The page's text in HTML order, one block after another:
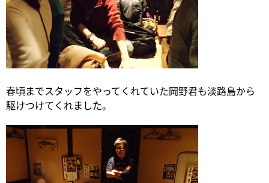
春頃までスタッフをやってくれていた岡野君も淡路島から
駆けつけてくれました。